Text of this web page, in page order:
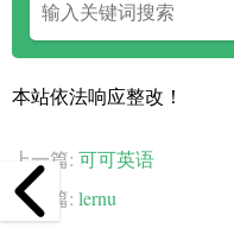
索
字
本站依法响应整改！
上一篇: 可可英语
下一篇: lernu